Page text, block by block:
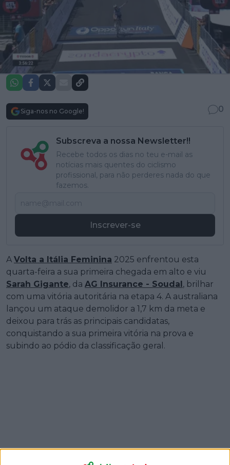
Siga-nos no Google! 0
Subscreva a nossa Newsletter!!
Recebe todos os dias no teu e-mail as
notícias mais quentes do ciclismo
profissional, para não perderes nada do que
fazemos.
Inscrever-se
A Volta a Itália Feminina 2025 enfrentou esta
quarta-feira a sua primeira chegada em alto e viu
Sarah Gigante, da AG Insurance - Soudal , brilhar
com uma vitória autoritária na etapa 4. A australiana
lançou um ataque demolidor a 1,7 km da meta e
deixou para trás as principais candidatas,
conquistando a sua primeira vitória na prova e
subindo ao pódio da classificação geral.